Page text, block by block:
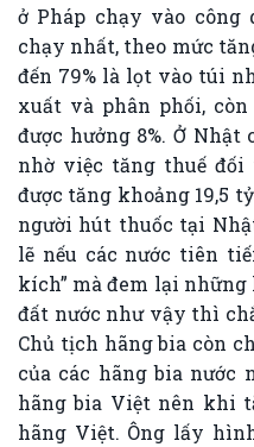
ở Pháp chạy vào
chạy nhất, theo mức
đến 79% là lọt vào túi
xuất và phân phối,
được hưởng 8%. Ở
nhờ việc tăng thuế
được tăng khoảng 19,5
người hút thuốc tại
lẽ nếu các nước tiên
kích” mà đem lại
đất nước như vậy thì
Chủ tịch hãng bia còn
của các hãng bia nước
hãng bia Việt nên khi
hãng Việt. Ông lấy